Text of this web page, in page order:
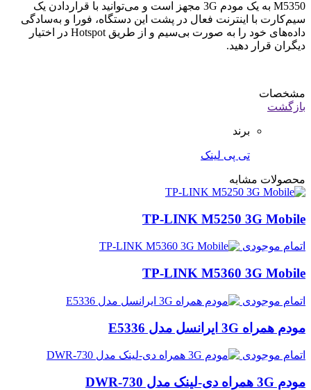
M5350 به یک مودم 3G مجهز است و می‌توانید با قراردادن یک
سیم‌کارت با اینترنت فعال در پشت این دستگاه، فورا و به‌سادگی
داده‌های خود را به صورت بی‌سیم و از طریق Hotspot در اختیار
دیگران قرار دهید.
مشخصات
بازگشت
برند
تی پی لینک
محصولات مشابه
TP-LINK M5250 3G Mobile
اتمام موجودی
TP-LINK M5360 3G Mobile
اتمام موجودی
مودم همراه 3G ایرانسل مدل E5336
اتمام موجودی
مودم 3G همراه دی-لینک مدل DWR-730